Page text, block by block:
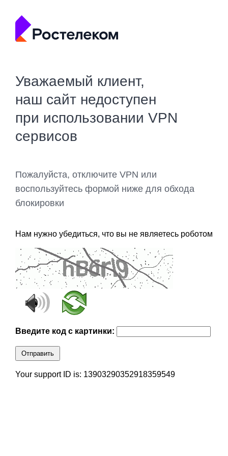
Уважаемый клиент,
наш сайт недоступен
при использовании VPN
сервисов
Пожалуйста, отключите VPN или
воспользуйтесь формой ниже для обхода
блокировки
Нам нужно убедиться, что вы не являетесь роботом
Введите код с картинки:
Отправить
Your support ID is: 13903290352918359549